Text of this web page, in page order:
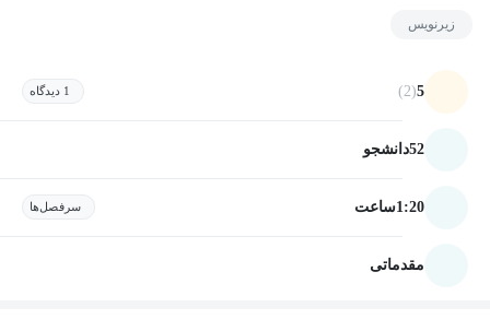
زیرنویس
5
(2) 1 دیدگاه
52دانشجو
1:20ساعت سرفصل‌ها
مقدماتی